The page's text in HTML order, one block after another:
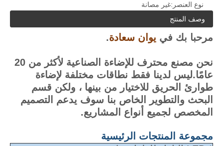
نوع العنصر:غير مصانة
وصف المنتج
مرحبا بك في يوان سعادة.
نحن مصنع محترف للإضاءة الصناعية لأكثر من 20
عامًا.ليس لدينا فقط نطاقات مختلفة لإضاءة
طوارئ الحريق للاختيار من بينها ، ولكن قسم
البحث والتطوير الخاص بنا سوف يدعم التصميم
المخصص لجميع أنواع المشاريع.
مجموعة المنتجات الرئيسية